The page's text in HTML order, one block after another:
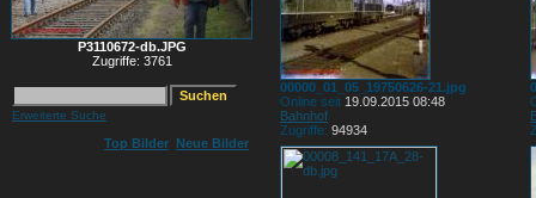
P3110672-db.JPG
Zugriffe: 3761
Erweiterte Suche
Top Bilder Neue Bilder
00000_01_05_19750626-21.jpg
Online seit 19.09.2015 08:48
Bahnhof
Zugriffe: 94934